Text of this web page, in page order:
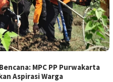
MPC PP Purwakarta
Aspirasi Warga